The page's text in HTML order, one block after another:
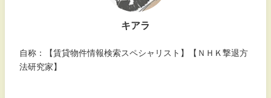
キアラ
自称：【賃貸物件情報検索スペシャリスト】【ＮＨＫ撃退方
法研究家】